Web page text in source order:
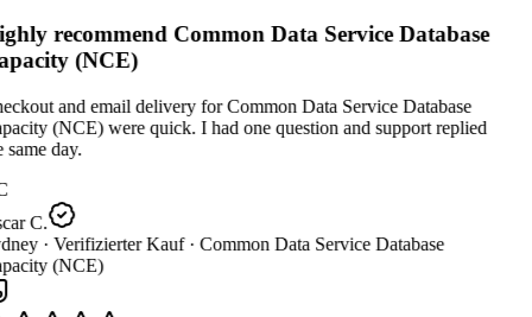
recommend Common Data Service Database
(NCE)
and email delivery for Common Data Service Database
(NCE) were quick. I had one question and support replied
day.
C.
· Verifizierter Kauf · Common Data Service Database
(NCE)